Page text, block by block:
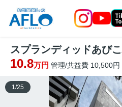
スプランディッドあび
10.8万円 管理/共益費 10,500円
1 /25